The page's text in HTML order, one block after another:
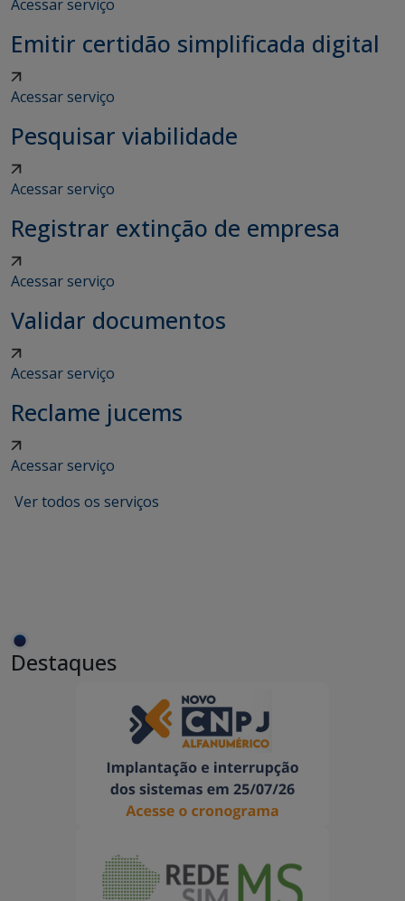
Acessar serviço
Emitir certidão simplificada digital
Acessar serviço
Pesquisar viabilidade
Acessar serviço
Registrar extinção de empresa
Acessar serviço
Validar documentos
Acessar serviço
Reclame jucems
Acessar serviço
Ver todos os serviços
Destaques